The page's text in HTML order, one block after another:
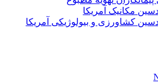
مکانيک آمريکا
کشاورزی و بیولوژیکی آمریکا